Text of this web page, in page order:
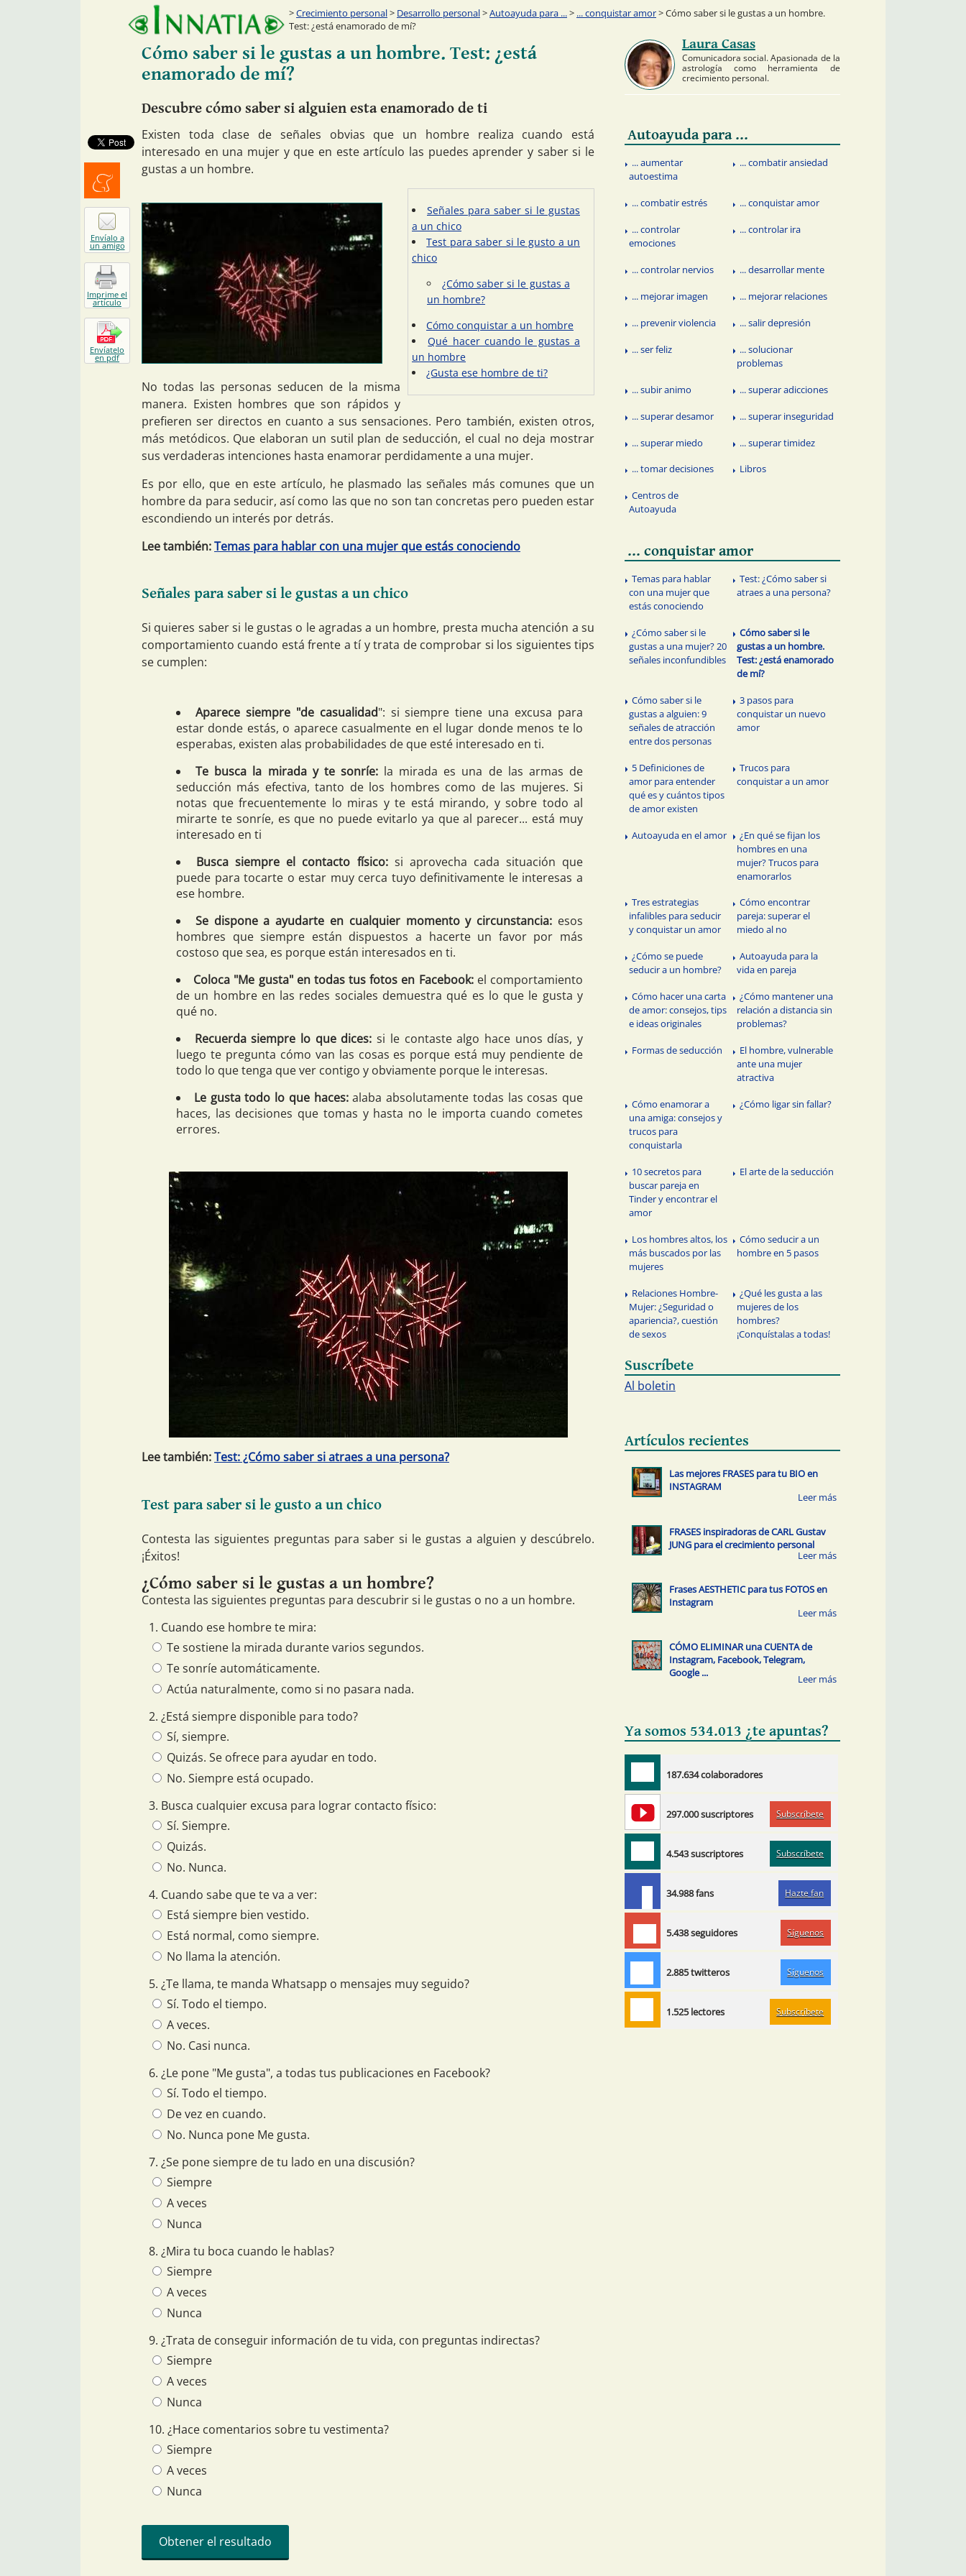
Crecimiento personal> Desarrollo personal>Autoayuda para ...> ... conquistar amor> Cómo saber si le gustas a un hombre.
Test: ¿está enamorado de mí?
Cómo saber si le gustas a un hombre. Test: ¿está
enamorado de mí?
Descubre cómo saber si alguien esta enamorado de ti
Existen toda clase de señales obvias que un hombre realiza cuando está
interesado en una mujer y que en este artículo las puedes aprender y saber si le
gustas a un hombre.
Señales para saber si le gustas
a un chico
Test para saber si le gusto a un
chico
¿Cómo saber si le gustas a
un hombre?
Cómo conquistar a un hombre
Qué hacer cuando le gustas a
un hombre
¿Gusta ese hombre de ti?
No todas las personas seducen de la misma
manera. Existen hombres que son rápidos y
prefieren ser directos en cuanto a sus sensaciones. Pero también, existen otros,
más metódicos. Que elaboran un sutil plan de seducción, el cual no deja mostrar
sus verdaderas intenciones hasta enamorar perdidamente a una mujer.
Es por ello, que en este artículo, he plasmado las señales más comunes que un
hombre da para seducir, así como las que no son tan concretas pero pueden estar
escondiendo un interés por detrás.
Lee también:Temas para hablar con una mujer que estás conociendo
Señales para saber si le gustas a un chico
Si quieres saber si le gustas o le agradas a un hombre, presta mucha atención a su
comportamiento cuando está frente a tí y trata de comprobar si los siguientes tips
se cumplen:
Aparece siempre "de casualidad": si siempre tiene una excusa para
estar donde estás, o aparece casualmente en el lugar donde menos te lo
esperabas, existen alas probabilidades de que esté interesado en ti.
Te busca la mirada y te sonríe:la mirada es una de las armas de
seducción más efectiva, tanto de los hombres como de las mujeres. Si
notas que frecuentemente lo miras y te está mirando, y sobre todo al
mirarte te sonríe, es que no puede evitarlo ya que al parecer... está muy
interesado en ti
Busca siempre el contacto físico:si aprovecha cada situación que
puede para tocarte o estar muy cerca tuyo definitivamente le interesas a
ese hombre.
Se dispone a ayudarte en cualquier momento y circunstancia: esos
hombres que siempre están dispuestos a hacerte un favor por más
costoso que sea, es porque están interesados en ti.
Coloca "Me gusta" en todas tus fotos en Facebook:el comportamiento
de un hombre en las redes sociales demuestra qué es lo que le gusta y
qué no.
Recuerda siempre lo que dices: si le contaste algo hace unos días, y
luego te pregunta cómo van las cosas es porque está muy pendiente de
todo lo que tenga que ver contigo y obviamente porque le interesas.
Le gusta todo lo que haces:alaba absolutamente todas las cosas que
haces, las decisiones que tomas y hasta no le importa cuando cometes
errores.
Lee también:Test: ¿Cómo saber si atraes a una persona?
Test para saber si le gusto a un chico
Contesta las siguientes preguntas para saber si le gustas a alguien y descúbrelo.
¡Éxitos!
¿Cómo saber si le gustas a un hombre?
Contesta las siguientes preguntas para descubrir si le gustas o no a un hombre.
1. Cuando ese hombre te mira:
Te sostiene la mirada durante varios segundos.
Te sonríe automáticamente.
Actúa naturalmente, como si no pasara nada.
2. ¿Está siempre disponible para todo?
Sí, siempre.
Quizás. Se ofrece para ayudar en todo.
No. Siempre está ocupado.
3. Busca cualquier excusa para lograr contacto físico:
Sí. Siempre.
Quizás.
No. Nunca.
4. Cuando sabe que te va a ver:
Está siempre bien vestido.
Está normal, como siempre.
No llama la atención.
5. ¿Te llama, te manda Whatsapp o mensajes muy seguido?
Sí. Todo el tiempo.
A veces.
No. Casi nunca.
6. ¿Le pone "Me gusta", a todas tus publicaciones en Facebook?
Sí. Todo el tiempo.
De vez en cuando.
No. Nunca pone Me gusta.
7. ¿Se pone siempre de tu lado en una discusión?
Siempre
A veces
Nunca
8. ¿Mira tu boca cuando le hablas?
Siempre
A veces
Nunca
9. ¿Trata de conseguir información de tu vida, con preguntas indirectas?
Siempre
A veces
Nunca
10. ¿Hace comentarios sobre tu vestimenta?
Siempre
A veces
Nunca
Laura Casas
Comunicadora social. Apasionada de la
astrología como herramienta de
crecimiento personal.
Autoayuda para ...
... aumentar
autoestima
... combatir ansiedad
... combatir estrés ... conquistar amor
... controlar
emociones
... controlar ira
... controlar nervios ... desarrollar mente
... mejorar imagen ... mejorar relaciones
... prevenir violencia ... salir depresión
... ser feliz
... solucionar
problemas
... subir animo ... superar adicciones
... superar desamor ... superar inseguridad
... superar miedo ... superar timidez
... tomar decisiones Libros
Centros de
Autoayuda
... conquistar amor
Temas para hablar
con una mujer que
estás conociendo
Test: ¿Cómo saber si
atraes a una persona?
¿Cómo saber si le
gustas a una mujer? 20
señales inconfundibles
Cómo saber si le
gustas a un hombre.
Test: ¿está enamorado
de mí?
Cómo saber si le
gustas a alguien: 9
señales de atracción
entre dos personas
3 pasos para
conquistar un nuevo
amor
5 Definiciones de
amor para entender
qué es y cuántos tipos
de amor existen
Trucos para
conquistar a un amor
Autoayuda en el amor
¿En qué se fijan los
hombres en una
mujer? Trucos para
enamorarlos
Tres estrategias
infalibles para seducir
y conquistar un amor
Cómo encontrar
pareja: superar el
miedo al no
¿Cómo se puede
seducir a un hombre?
Autoayuda para la
vida en pareja
Cómo hacer una carta
de amor: consejos, tips
e ideas originales
¿Cómo mantener una
relación a distancia sin
problemas?
Formas de seducción
El hombre, vulnerable
ante una mujer
atractiva
Cómo enamorar a
una amiga: consejos y
trucos para
conquistarla
¿Cómo ligar sin fallar?
10 secretos para
buscar pareja en
Tinder y encontrar el
amor
El arte de la seducción
Los hombres altos, los
más buscados por las
mujeres
Cómo seducir a un
hombre en 5 pasos
Relaciones Hombre-
Mujer: ¿Seguridad o
apariencia?, cuestión
de sexos
¿Qué les gusta a las
mujeres de los
hombres?
¡Conquístalas a todas!
Suscríbete
Al boletin
Artículos recientes
Las mejores FRASES para tu BIO en
INSTAGRAM
FRASES inspiradoras de CARL Gustav
JUNG para el crecimiento personal
Frases AESTHETIC para tus FOTOS en
Instagram
CÓMO ELIMINAR una CUENTA de
Instagram, Facebook, Telegram,
Google ...
Ya somos 534.013 ¿te apuntas?
187.634 colaboradores
297.000 suscriptores Subscríbete
4.543 suscriptores Subscríbete
34.988 fans Hazte fan
5.438 seguidores Síguenos
2.885 twitteros Síguenos
1.525 lectores Subscríbete
Menéalo
Envíalo a
un amigo
Imprime el
artículo
Envíatelo
en pdf